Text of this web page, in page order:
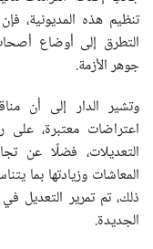
تنظيم هذه المديونية،
التطرق إلى أوضاع
جوهر الأزمة.
وتشير الدار إلى أن
اعتراضات معتبرة،
التعديلات، فضلًا عن
المعاشات وزيادتها بما
ذلك، تم تمرير التعديل
الجديدة.